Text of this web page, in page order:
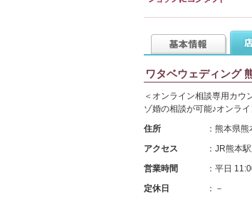
ワタベウェディング
＜オンライン相談専用カウ
ゾ婚の相談が可能♪オンラ
住所
：熊本県
アクセス
：JR熊本
営業時間
：平日
定休日
：－